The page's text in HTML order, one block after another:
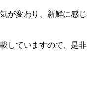
が変わり、新鮮に感じ
していますので、是非